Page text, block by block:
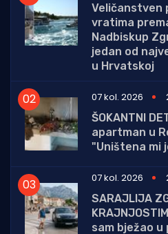
Veličanstven
vratima
Nadbiskup
jedan od
u Hrvatskoj
07 kol. 2026
ŠOKANTNI
apartman u
"Uništena mi
07 kol. 2026
SARAJLIJA
sam bježao u